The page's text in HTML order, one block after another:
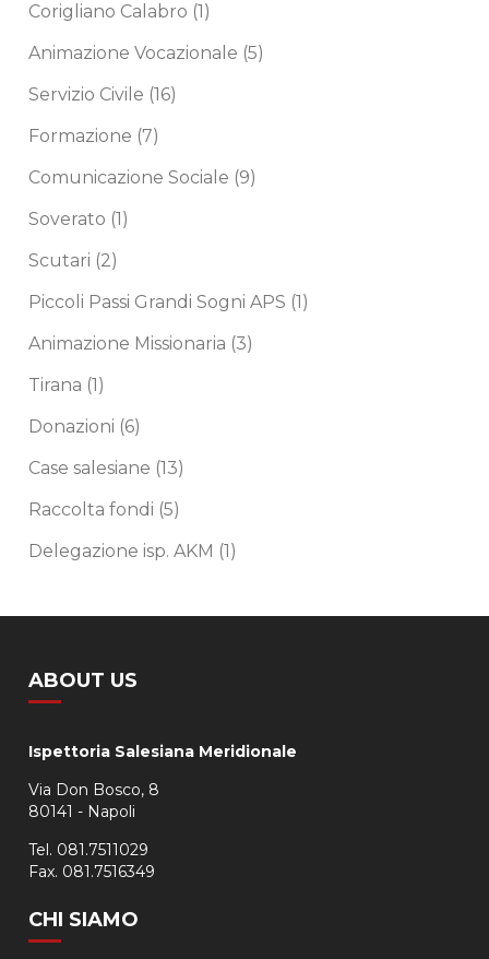
Corigliano Calabro (1)
Animazione Vocazionale (5)
Servizio Civile (16)
Formazione (7)
Comunicazione Sociale (9)
Soverato (1)
Scutari (2)
Piccoli Passi Grandi Sogni APS (1)
Animazione Missionaria (3)
Tirana (1)
Donazioni (6)
Case salesiane (13)
Raccolta fondi (5)
Delegazione isp. AKM (1)
ABOUT US
Ispettoria Salesiana Meridionale
Via Don Bosco, 8
80141 - Napoli
Tel. 081.7511029
Fax. 081.7516349
CHI SIAMO